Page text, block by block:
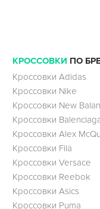
КРОССОВКИ ПО
Кроссовки Adidas
Кроссовки Nike
Кроссовки New
Кроссовки
Кроссовки Alex
Кроссовки Fila
Кроссовки Versace
Кроссовки Reebok
Кроссовки Asics
Кроссовки Puma